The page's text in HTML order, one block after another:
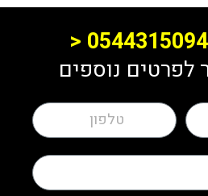
0544315094
<
לפרטים נוספים